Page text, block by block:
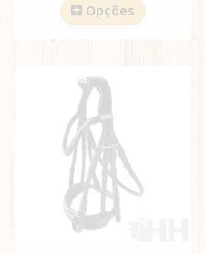
Opções